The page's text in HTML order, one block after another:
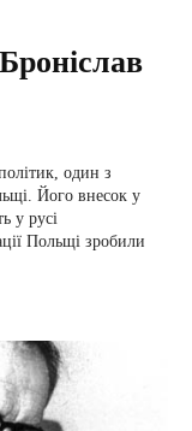
один з
Його внесок у
у русі
Польщі зробили